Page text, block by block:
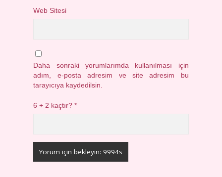
Web Sitesi
Daha sonraki yorumlarımda kullanılması için
adım, e-posta adresim ve site adresim bu
tarayıcıya kaydedilsin.
6 + 2 kaçtır?*